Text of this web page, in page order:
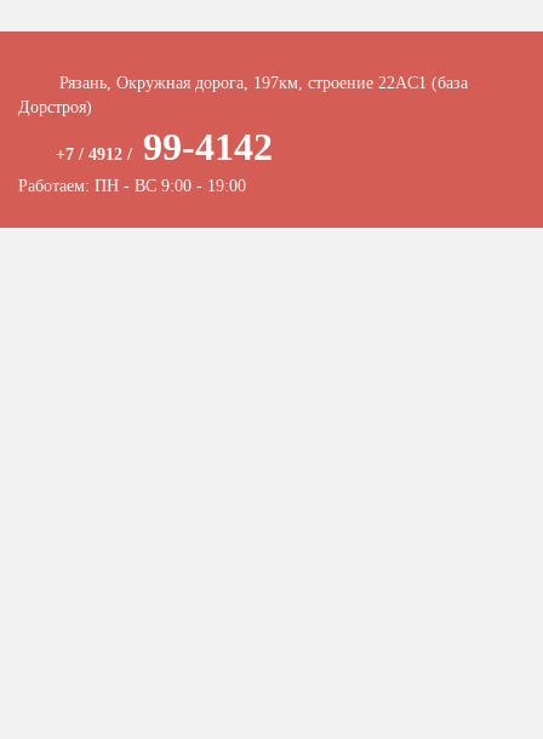
Рязань, Окружная дорога, 197км, строение 22АC1 (база
Дорстроя)
+7 / 4912 / 99-4142
Работаем: ПН - ВС 9:00 - 19:00